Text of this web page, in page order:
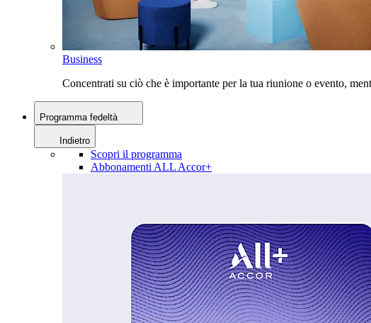
Business
Concentrati su ciò che è importante per la tua riunione o evento,
Programma fedeltà
Indietro
Scopri il programma
Abbonamenti ALL Accor+